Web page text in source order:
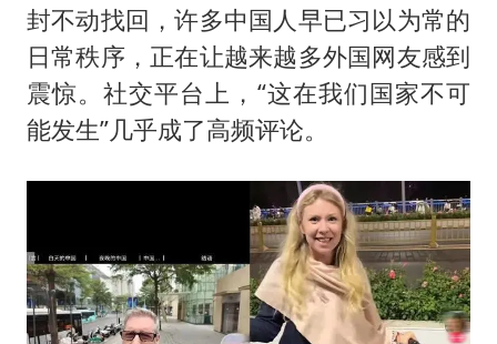
封不动找回，许多中国人早已习以为常的
日常秩序，正在让越来越多外国网友感到
震惊。社交平台上，“这在我们国家不可
能发生”几乎成了高频评论。